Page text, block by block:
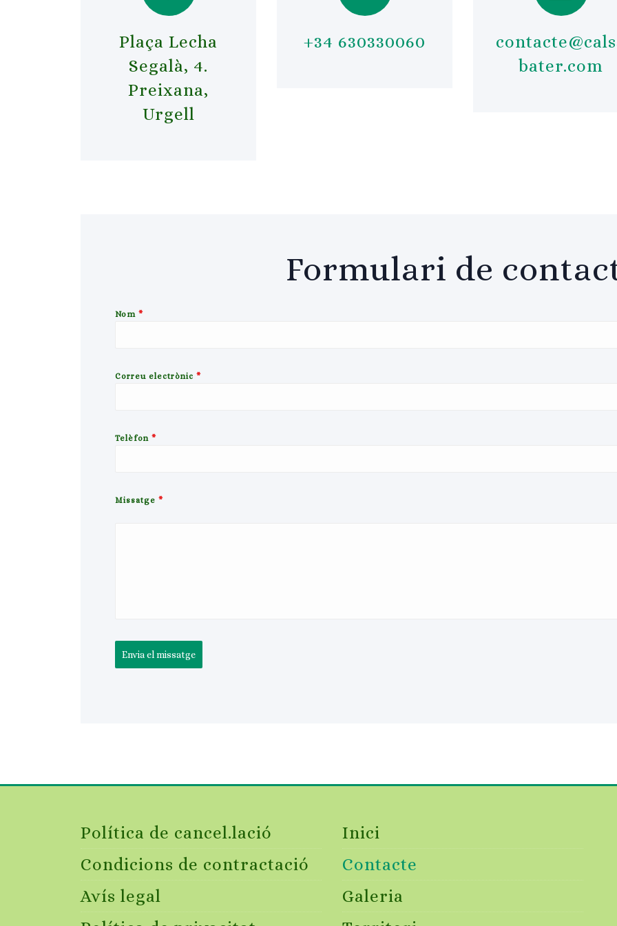
Plaça Lecha
Segalà, 4.
Preixana,
Urgell
+34 630330060
bater.com
Formulari de
Nom *
Correu electrònic *
Telèfon *
Missatge *
Envia el missatge
Política de cancel.lació
Condicions de contractació
Avís legal
Inici
Contacte
Galeria